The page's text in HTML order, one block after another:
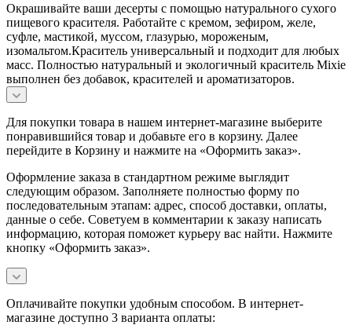
Окрашивайте ваши десерты с помощью натурального сухого
пищевого красителя. Работайте с кремом, зефиром, желе,
суфле, мастикой, муссом, глазурью, мороженым,
изомальтом.Краситель универсальный и подходит для любых
масс. Полностью натуральный и экологичный краситель Mixie
выполнен без добавок, красителей и ароматизаторов.
Для покупки товара в нашем интернет-магазине выберите
понравившийся товар и добавьте его в корзину. Далее
перейдите в Корзину и нажмите на «Оформить заказ».
Оформление заказа в стандартном режиме выглядит
следующим образом. Заполняете полностью форму по
последовательным этапам: адрес, способ доставки, оплаты,
данные о себе. Советуем в комментарии к заказу написать
информацию, которая поможет курьеру вас найти. Нажмите
кнопку «Оформить заказ».
Оплачивайте покупки удобным способом. В интернет-
магазине доступно 3 варианта оплаты: